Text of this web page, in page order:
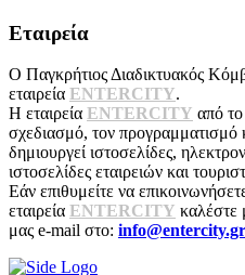
Εταιρεία
Ο Παγκρήτιος Διαδικτυακός
εταιρεία ENTERCITY.
Η εταιρεία ENTERCITY από το
σχεδιασμό, τον προγραμματισμό
δημιουργεί ιστοσελίδες,
ιστοσελίδες εταιρειών και
Εάν επιθυμείτε να
εταιρεία ENTERCITY καλέστε
μας e-mail στο: info@entercity.gr